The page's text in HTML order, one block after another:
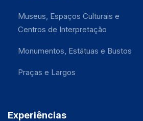
Museus, Espaços Culturais e
Centros de Interpretação
Monumentos, Estátuas e Bustos
Praças e Largos
Experiências